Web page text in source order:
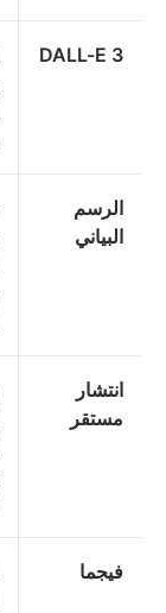
DALL-E 3
الرسم
البياني
انتشار
مستقر
فيجما